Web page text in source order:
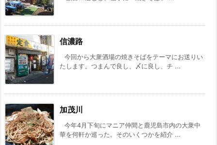
信濃路
今回から大衆酒場の焼きそばをテーマにお送りい
たします。つまんで良し、〆に良し、チ ...
加茂川
今年4月下旬にマニア仲間と鹿児島市内の大衆中
華を何軒か巡った。そのいくつかを紹介 ...